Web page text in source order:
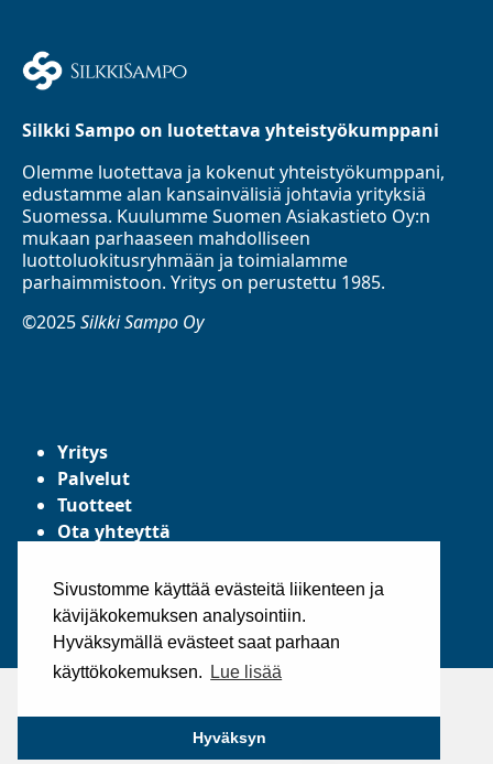
Sivustomme käyttää evästeitä liikenteen ja
kävijäkokemuksen analysointiin.
Hyväksymällä evästeet saat parhaan
käyttökokemuksen.
Lue lisää
Hyväksyn
Silkki Sampo on luotettava yhteistyökumppani
Olemme luotettava ja kokenut yhteistyökumppani,
edustamme alan kansainvälisiä johtavia yrityksiä
Suomessa. Kuulumme Suomen Asiakastieto Oy:n
mukaan parhaaseen mahdolliseen
luottoluokitusryhmään ja toimialamme
parhaimmistoon. Yritys on perustettu 1985.
©2025Silkki Sampo Oy
Yritys
Palvelut
Tuotteet
Ota yhteyttä
Yleiset toimitusehdot